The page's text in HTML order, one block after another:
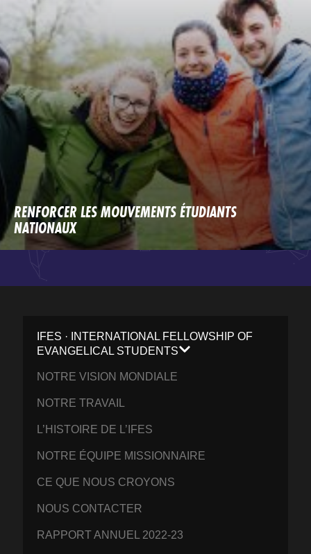
RENFORCER LES MOUVEMENTS ÉTUDIANTS
NATIONAUX
IFES · INTERNATIONAL FELLOWSHIP OF
EVANGELICAL STUDENTS
NOTRE VISION MONDIALE
NOTRE TRAVAIL
L’HISTOIRE DE L’IFES
NOTRE ÉQUIPE MISSIONNAIRE
CE QUE NOUS CROYONS
NOUS CONTACTER
RAPPORT ANNUEL 2022-23